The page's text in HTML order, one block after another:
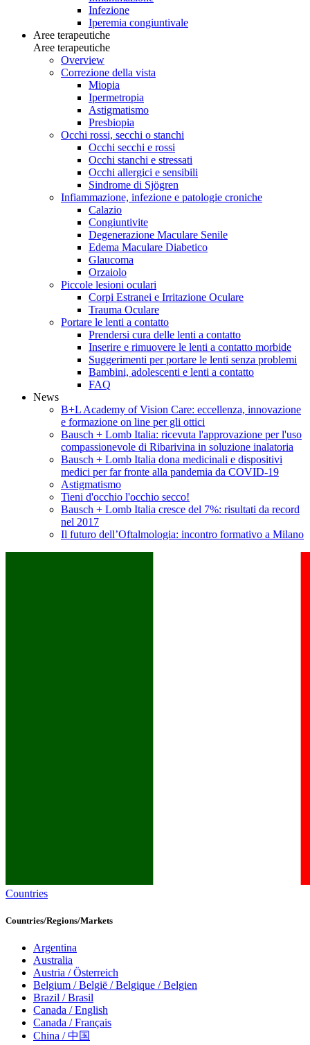
Infezione
Iperemia congiuntivale
Aree terapeutiche
Aree terapeutiche
Overview
Correzione della vista
Miopia
Ipermetropia
Astigmatismo
Presbiopia
Occhi rossi, secchi o stanchi
Occhi secchi e rossi
Occhi stanchi e stressati
Occhi allergici e sensibili
Sindrome di Sjögren
Infiammazione, infezione e patologie croniche
Calazio
Congiuntivite
Degenerazione Maculare Senile
Edema Maculare Diabetico
Glaucoma
Orzaiolo
Piccole lesioni oculari
Corpi Estranei e Irritazione Oculare
Trauma Oculare
Portare le lenti a contatto
Prendersi cura delle lenti a contatto
Inserire e rimuovere le lenti a contatto morbide
Suggerimenti per portare le lenti senza problemi
Bambini, adolescenti e lenti a contatto
FAQ
News
B+L Academy of Vision Care: eccellenza, innovazione
e formazione on line per gli ottici
Bausch + Lomb Italia: ricevuta l'approvazione per l'uso
compassionevole di Ribarivina in soluzione inalatoria
Bausch + Lomb Italia dona medicinali e dispositivi
medici per far fronte alla pandemia da COVID-19
Astigmatismo
Tieni d'occhio l'occhio secco!
Bausch + Lomb Italia cresce del 7%: risultati da record
nel 2017
Il futuro dell’Oftalmologia: incontro formativo a Milano
Countries
Countries/Regions/Markets
Argentina
Australia
Austria / Österreich
Belgium / België / Belgique / Belgien
Brazil / Brasil
Canada / English
Canada / Français
China / 中国